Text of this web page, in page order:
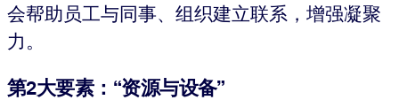
会帮助员工与同事、组织建立联系，增强凝聚
力。
第2大要素：“资源与设备”